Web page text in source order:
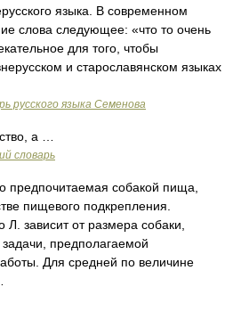
языка. В современном
слова следующее: «что то очень
для того, чтобы
и старославянском языках
русского языка Семенова
а …
словарь
предпочитаемая собакой пища,
пищевого подкрепления.
Л. зависит от размера собаки,
предполагаемой
Для средней по величине